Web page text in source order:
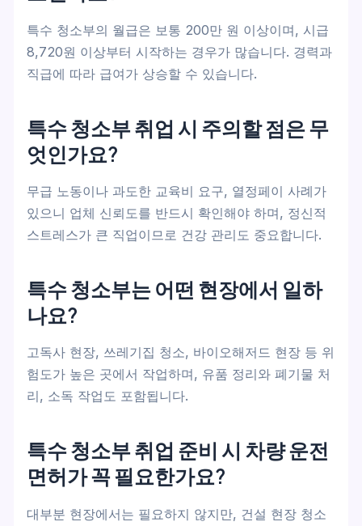
특수 청소부의 월급은 보통 200만 원 이상이며, 시급
8,720원 이상부터 시작하는 경우가 많습니다. 경력과
직급에 따라 급여가 상승할 수 있습니다.
특수 청소부 취업 시 주의할 점은 무
엇인가요?
무급 노동이나 과도한 교육비 요구, 열정페이 사례가
있으니 업체 신뢰도를 반드시 확인해야 하며, 정신적
스트레스가 큰 직업이므로 건강 관리도 중요합니다.
특수 청소부는 어떤 현장에서 일하
나요?
고독사 현장, 쓰레기집 청소, 바이오해저드 현장 등 위
험도가 높은 곳에서 작업하며, 유품 정리와 폐기물 처
리, 소독 작업도 포함됩니다.
특수 청소부 취업 준비 시 차량 운전
면허가 꼭 필요한가요?
대부분 현장에서는 필요하지 않지만, 건설 현장 청소